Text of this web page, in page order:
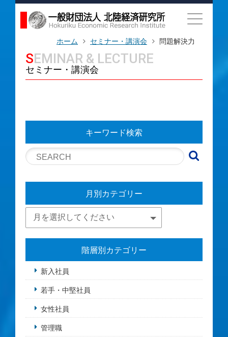
ホーム セミナー・講演会 問題解決力
SEMINAR & LECTURE
セミナー・講演会
キーワード検索
月別カテゴリー
階層別カテゴリー
新入社員
若手・中堅社員
女性社員
管理職